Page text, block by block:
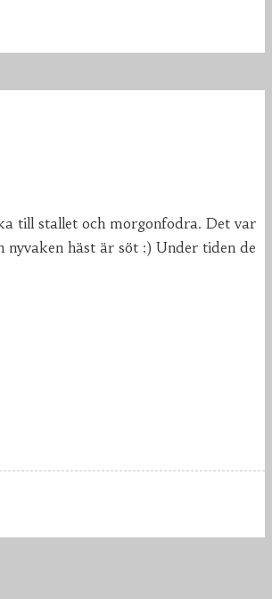
till stallet och morgonfodra. Det var
häst är söt :) Under tiden de